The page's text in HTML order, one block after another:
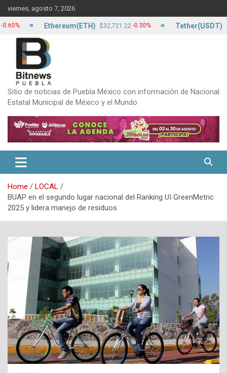
Skip
to
content
viernes, agosto 7, 2026
Sitio de noticias de Puebla México con información de Nacional
Estatal Municipal de México y el Mundo
Home
LOCAL
BUAP en el segundo lugar nacional del Ranking UI GreenMetric
2025 y lidera manejo de residuos
Ethereum(ETH) $32,721.22 -0.30% Tether(USDT) $17.20